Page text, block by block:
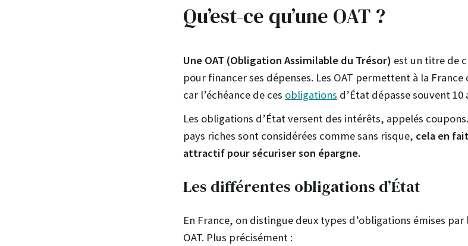
Qu’est-ce qu’une OAT ?
Une OAT (Obligation Assimilable du Trésor) est un titre de
pour financer ses dépenses. Les OAT permettent à la
car l’échéance de ces obligations d’État dépasse souvent 10
Les obligations d’État versent des intérêts, appelés
pays riches sont considérées comme sans risque, cela en
attractif pour sécuriser son épargne.
Les différentes obligations d’État
En France, on distingue deux types d’obligations émises
OAT. Plus précisément :